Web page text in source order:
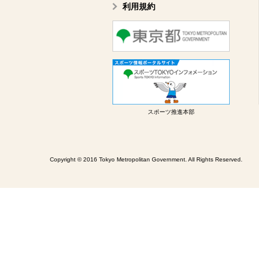
利用規約
スポーツ推進本部
Copyright © 2016 Tokyo Metropolitan Government. All Rights Reserved.